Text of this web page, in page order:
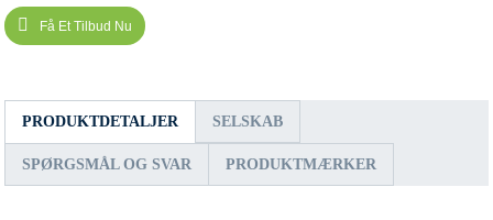
Få Et Tilbud Nu
PRODUKTDETALJER SELSKAB
SPØRGSMÅL OG SVAR PRODUKTMÆRKER